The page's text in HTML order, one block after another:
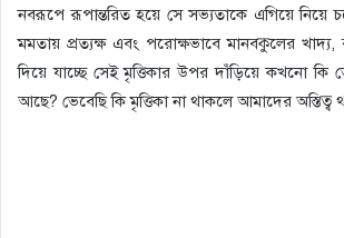
নবরূপে রূপান্তরিত হয়ে সে সভ্যতাকে এগিয়ে নিয়ে
মমতায় প্রত্যক্ষ এবং পরোক্ষভাবে মানবকুলের খাদ্য,
দিয়ে যাচ্ছে সেই মৃত্তিকার উপর দাঁড়িয়ে কখনো কি
আছে? ভেবেছি কি মৃত্তিকা না থাকলে আমাদের অস্তিত্ব